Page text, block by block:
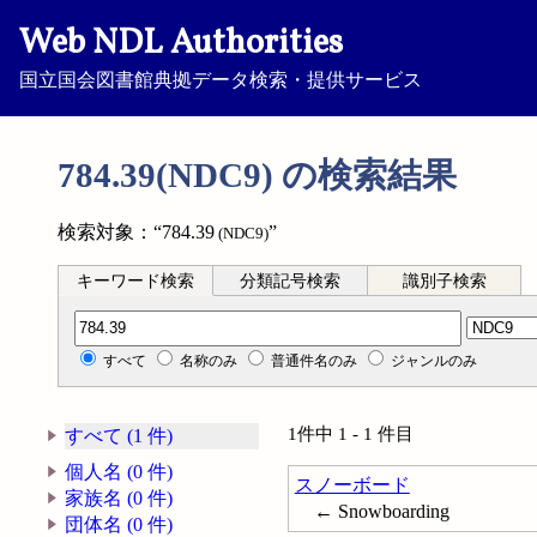
Web NDL Authorities
国立国会図書館典拠データ検索・提供サービス
784.39(NDC9) の検索結果
検索対象：“784.39 (NDC9)”
キーワード検索 分類記号検索 識別子検索
分類記号検索
すべて 名称のみ 普通件名のみ ジャンルのみ
すべて (1 件)
個人名 (0 件)
家族名 (0 件)
団体名 (0 件)
1件中 1 - 1 件目
スノーボード
← Snowboarding